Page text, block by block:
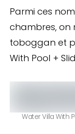
Parmi ces
chambres, on
toboggan et
With Pool +
Water Villa With